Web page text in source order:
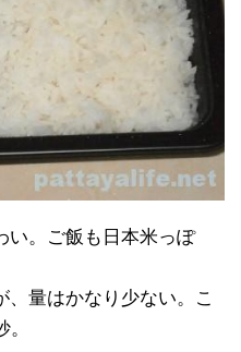
い。ご飯も日本米っぽ
、量はかなり少ない。こ